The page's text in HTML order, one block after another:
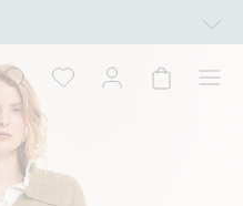
medlem. Kan ikke kombineres med